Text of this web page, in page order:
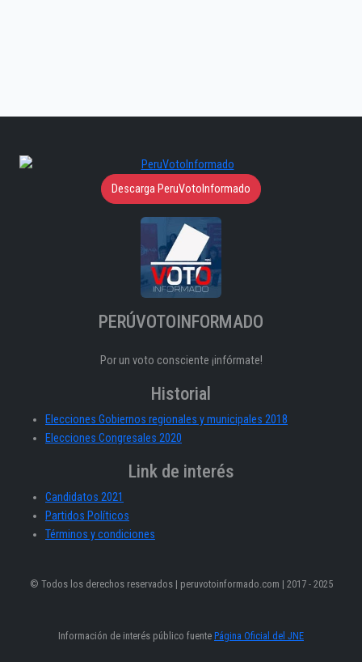
Descarga PeruVotoInformado
PERÚVOTOINFORMADO
Por un voto consciente ¡infórmate!
Historial
Elecciones Gobiernos regionales y municipales 2018
Elecciones Congresales 2020
Link de interés
Candidatos 2021
Partidos Políticos
Términos y condiciones
© Todos los derechos reservados | peruvotoinformado.com | 2017 - 2025
Información de interés público fuente Página Oficial del JNE